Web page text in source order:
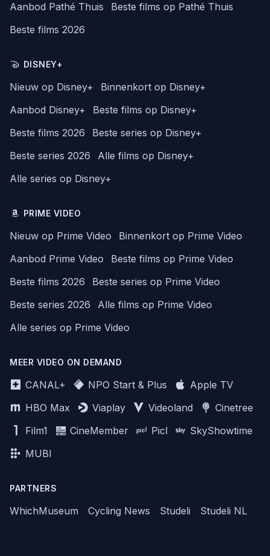
Aanbod Pathé Thuis
Beste films op Pathé Thuis
Beste films 2026
DISNEY+
Nieuw op Disney+
Binnenkort op Disney+
Aanbod Disney+
Beste films op Disney+
Beste films 2026
Beste series op Disney+
Beste series 2026
Alle films op Disney+
Alle series op Disney+
PRIME VIDEO
Nieuw op Prime Video
Binnenkort op Prime Video
Aanbod Prime Video
Beste films op Prime Video
Beste films 2026
Beste series op Prime Video
Beste series 2026
Alle films op Prime Video
Alle series op Prime Video
MEER VIDEO ON DEMAND
CANAL+ NPO Start & Plus
Apple TV
HBO Max
Viaplay Videoland
Cinetree
Film1
CineMember Picl
SkyShowtime
MUBI
PARTNERS
WhichMuseum Cycling News Studeli Studeli NL